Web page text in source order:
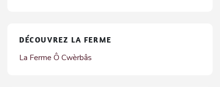
DÉCOUVREZ LA FERME
La Ferme Ô Cwèrbâs